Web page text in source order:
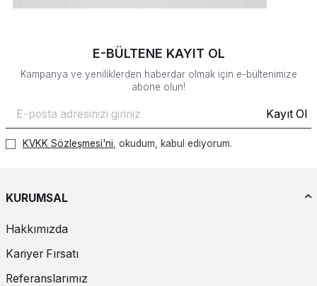
E-BÜLTENE KAYIT OL
Kampanya ve yeniliklerden haberdar olmak için e-bültenimize
abone olun!
Kayıt Ol
KVKK Sözleşmesi'ni , okudum, kabul ediyorum.
KURUMSAL
Hakkımızda
Kariyer Fırsatı
Referanslarımız